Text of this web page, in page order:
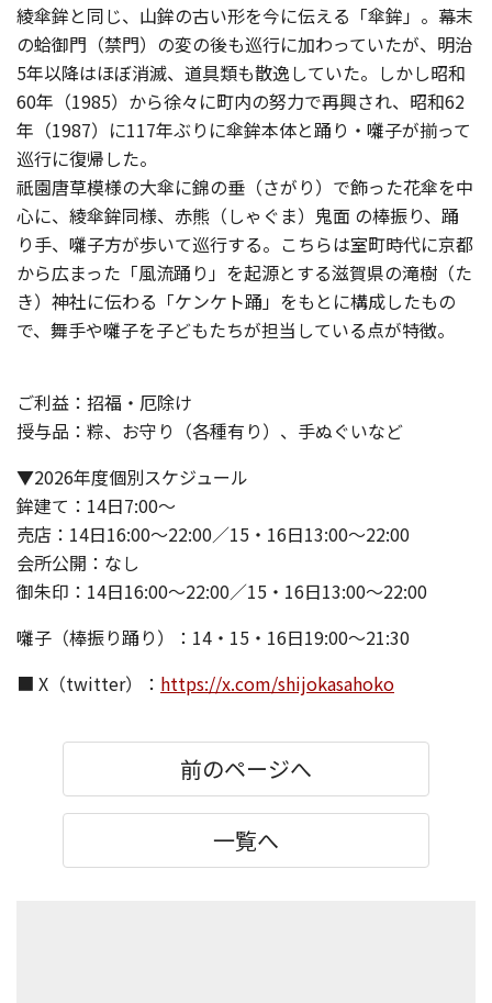
綾傘鉾と同じ、山鉾の古い形を今に伝える「傘鉾」。幕末
の蛤御門（禁門）の変の後も巡行に加わっていたが、明治
5年以降はほぼ消滅、道具類も散逸していた。しかし昭和
60年（1985）から徐々に町内の努力で再興され、昭和62
年（1987）に117年ぶりに傘鉾本体と踊り・囃子が揃って
巡行に復帰した。
祇園唐草模様の大傘に錦の垂（さがり）で飾った花傘を中
心に、綾傘鉾同様、赤熊（しゃぐま）鬼面 の棒振り、踊
り手、囃子方が歩いて巡行する。こちらは室町時代に京都
から広まった「風流踊り」を起源とする滋賀県の滝樹（た
き）神社に伝わる「ケンケト踊」をもとに構成したもの
で、舞手や囃子を子どもたちが担当している点が特徴。
ご利益：招福・厄除け
授与品：粽、お守り（各種有り）、手ぬぐいなど
▼2026年度個別スケジュール
鉾建て：14日7:00～
売店：14日16:00～22:00／15・16日13:00～22:00
会所公開：なし
御朱印：14日16:00～22:00／15・16日13:00～22:00
囃子（棒振り踊り）：14・15・16日19:00～21:30
■ X（twitter）： https://x.com/shijokasahoko
前のページへ
一覧へ